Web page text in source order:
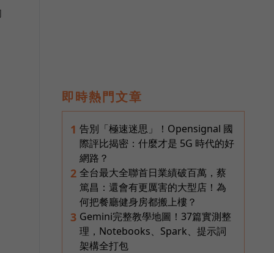
即時熱門文章
1 告別「極速迷思」！Opensignal 國
際評比揭密：什麼才是 5G 時代的好
網路？
2 全台最大全聯首日業績破百萬，蔡
篤昌：還會有更厲害的大型店！為
何把餐廳健身房都搬上樓？
3 Gemini完整教學地圖！37篇實測整
理，Notebooks、Spark、提示詞
架構全打包